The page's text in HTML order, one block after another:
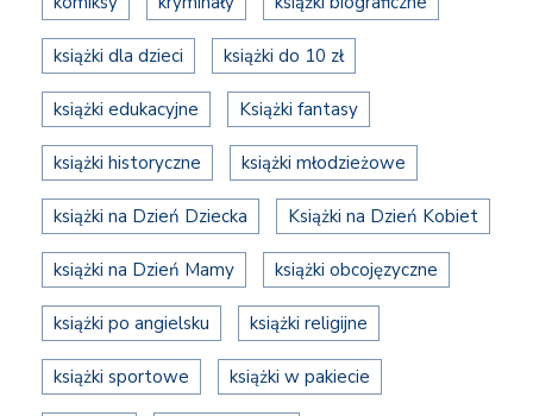
książki dla dzieci książki do 10 zł
książki edukacyjne Książki fantasy
książki historyczne książki młodzieżowe
książki na Dzień Dziecka Książki na Dzień Kobiet
książki na Dzień Mamy książki obcojęzyczne
książki po angielsku książki religijne
książki sportowe książki w pakiecie